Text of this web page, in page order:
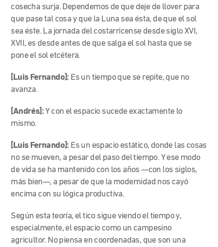
cosecha surja. Dependemos de que deje de llover para
que pase tal cosa y que la Luna sea ésta, de que el sol
sea éste. La jornada del costarricense desde siglo XVI,
XVII, es desde antes de que salga el sol hasta que se
pone el sol etcétera.
[Luis Fernando]: Es un tiempo que se repite, que no
avanza.
[Andrés]:Y con el espacio sucede exactamente lo
mismo.
[Luis Fernando]: Es un espacio estático, donde las cosas
no se mueven, a pesar del paso del tiempo. Y ese modo
de vida se ha mantenido con los años —con los siglos,
más bien—, a pesar de que la modernidad nos cayó
encima con su lógica productiva.
Según esta teoría, el tico sigue viendo el tiempo y,
especialmente, el espacio como un campesino
agricultor. No piensa en coordenadas, que son una